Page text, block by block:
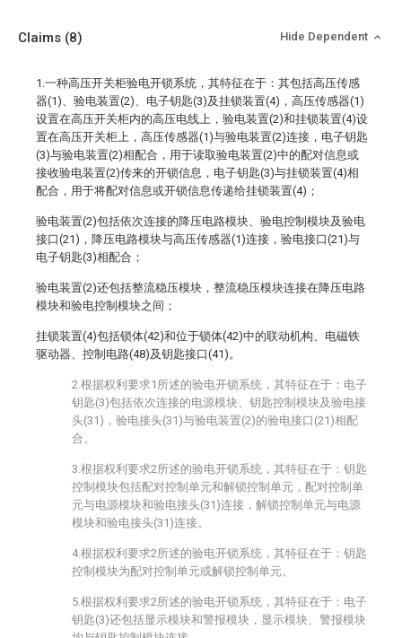
Claims (8) Hide Dependent
1.一种高压开关柜验电开锁系统，其特征在于：其包括高压传感
器(1)、验电装置(2)、电子钥匙(3)及挂锁装置(4)，高压传感器(1)
设置在高压开关柜内的高压电线上，验电装置(2)和挂锁装置(4)设
置在高压开关柜上，高压传感器(1)与验电装置(2)连接，电子钥匙
(3)与验电装置(2)相配合，用于读取验电装置(2)中的配对信息或
接收验电装置(2)传来的开锁信息，电子钥匙(3)与挂锁装置(4)相
配合，用于将配对信息或开锁信息传递给挂锁装置(4)；
验电装置(2)包括依次连接的降压电路模块、验电控制模块及验电
接口(21)，降压电路模块与高压传感器(1)连接，验电接口(21)与
电子钥匙(3)相配合；
验电装置(2)还包括整流稳压模块，整流稳压模块连接在降压电路
模块和验电控制模块之间；
挂锁装置(4)包括锁体(42)和位于锁体(42)中的联动机构、电磁铁
驱动器、控制电路(48)及钥匙接口(41)。
2.根据权利要求1所述的验电开锁系统，其特征在于：电子
钥匙(3)包括依次连接的电源模块、钥匙控制模块及验电接
头(31)，验电接头(31)与验电装置(2)的验电接口(21)相配
合。
3.根据权利要求2所述的验电开锁系统，其特征在于：钥匙
控制模块包括配对控制单元和解锁控制单元，配对控制单
元与电源模块和验电接头(31)连接，解锁控制单元与电源
模块和验电接头(31)连接。
4.根据权利要求2所述的验电开锁系统，其特征在于：钥匙
控制模块为配对控制单元或解锁控制单元。
5.根据权利要求2所述的验电开锁系统，其特征在于：电子
钥匙(3)还包括显示模块和警报模块，显示模块、警报模块